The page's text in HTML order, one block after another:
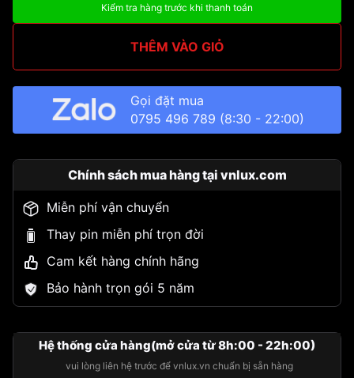
Kiểm tra hàng trước khi thanh toán
THÊM VÀO GIỎ
Gọi đặt mua
0795 496 789 (8:30 - 22:00)
Chính sách mua hàng tại vnlux.com
Miễn phí vận chuyển
Thay pin miễn phí trọn đời
Cam kết hàng chính hãng
Bảo hành trọn gói 5 năm
Hệ thống cửa hàng(mở cửa từ 8h:00 - 22h:00)
vui lòng liên hệ trước để vnlux.vn chuẩn bị sẵn hàng